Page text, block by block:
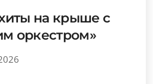
на крыше с
оркестром»